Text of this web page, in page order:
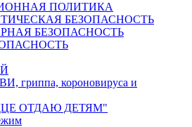
ПОЛИТИКА
БЕЗОПАСНОСТЬ
БЕЗОПАСНОСТЬ
гриппа, короновируса и
ОТДАЮ ДЕТЯМ"